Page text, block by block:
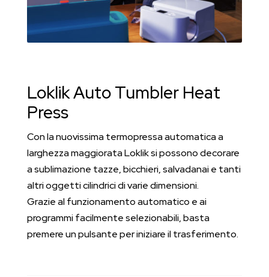
Loklik Auto Tumbler Heat
Press
Con la nuovissima termopressa automatica a
larghezza maggiorata Loklik si possono decorare
a sublimazione tazze, bicchieri, salvadanai e tanti
altri oggetti cilindrici di varie dimensioni.
Grazie al funzionamento automatico e ai
programmi facilmente selezionabili, basta
premere un pulsante per iniziare il trasferimento.